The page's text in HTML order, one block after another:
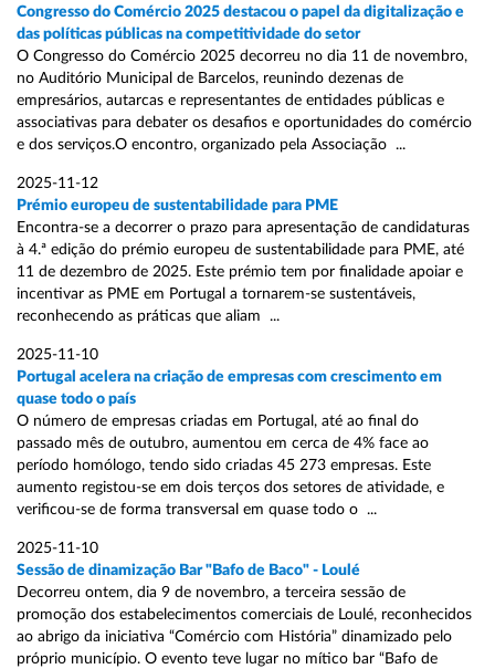
Congresso do Comércio 2025 destacou o papel da digitalização e
das políticas públicas na competitividade do setor
O Congresso do Comércio 2025 decorreu no dia 11 de novembro,
no Auditório Municipal de Barcelos, reunindo dezenas de
empresários, autarcas e representantes de entidades públicas e
associativas para debater os desafios e oportunidades do comércio
e dos serviços.O encontro, organizado pela Associação ...
2025-11-12
Prémio europeu de sustentabilidade para PME
Encontra-se a decorrer o prazo para apresentação de candidaturas
à 4.ª edição do prémio europeu de sustentabilidade para PME, até
11 de dezembro de 2025. Este prémio tem por finalidade apoiar e
incentivar as PME em Portugal a tornarem-se sustentáveis,
reconhecendo as práticas que aliam ...
2025-11-10
Portugal acelera na criação de empresas com crescimento em
quase todo o país
O número de empresas criadas em Portugal, até ao final do
passado mês de outubro, aumentou em cerca de 4% face ao
período homólogo, tendo sido criadas 45 273 empresas. Este
aumento registou-se em dois terços dos setores de atividade, e
verificou-se de forma transversal em quase todo o ...
2025-11-10
Sessão de dinamização Bar "Bafo de Baco" - Loulé
Decorreu ontem, dia 9 de novembro, a terceira sessão de
promoção dos estabelecimentos comerciais de Loulé, reconhecidos
ao abrigo da iniciativa “Comércio com História” dinamizado pelo
próprio município. O evento teve lugar no mítico bar “Bafo de